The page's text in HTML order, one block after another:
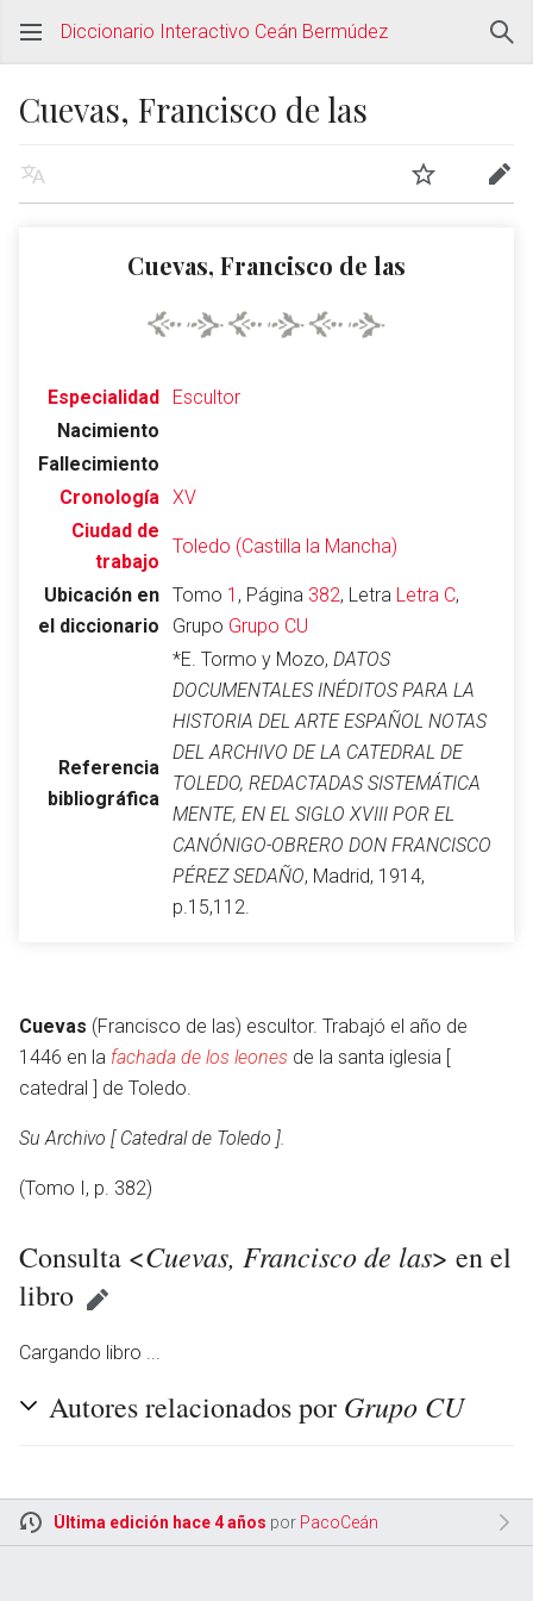
Abrir menú principal
Diccionario Interactivo Ceán Bermúdez
Cuevas, Francisco de las
Vigilar
Cuevas, Francisco de las
Especialidad
Escultor
Nacimiento
Fallecimiento
Cronología XV
Ciudad de
trabajo
Toledo (Castilla la Mancha)
Ubicación en
el diccionario
Tomo 1 , Página 382, Letra Letra C,
Grupo Grupo CU
Referencia
bibliográfica
*E. Tormo y Mozo, DATOS
DOCUMENTALES INÉDITOS PARA LA
HISTORIA DEL ARTE ESPAÑOL NOTAS
DEL ARCHIVO DE LA CATEDRAL DE
TOLEDO, REDACTADAS SISTEMÁTICA
MENTE, EN EL SIGLO XVIII POR EL
CANÓNIGO-OBRERO DON FRANCISCO
PÉREZ SEDAÑO, Madrid, 1914,
p.15,112.
Cuevas (Francisco de las) escultor. Trabajó el año de
1446 en la fachada de los leones de la santa iglesia [
catedral ] de Toledo.
Su Archivo [ Catedral de Toledo ].
(Tomo I, p. 382)
Consulta <Cuevas, Francisco de las> en el
libro
Cargando libro ...
Autores relacionados por Grupo CU
Última edición hace 4 años por PacoCeán